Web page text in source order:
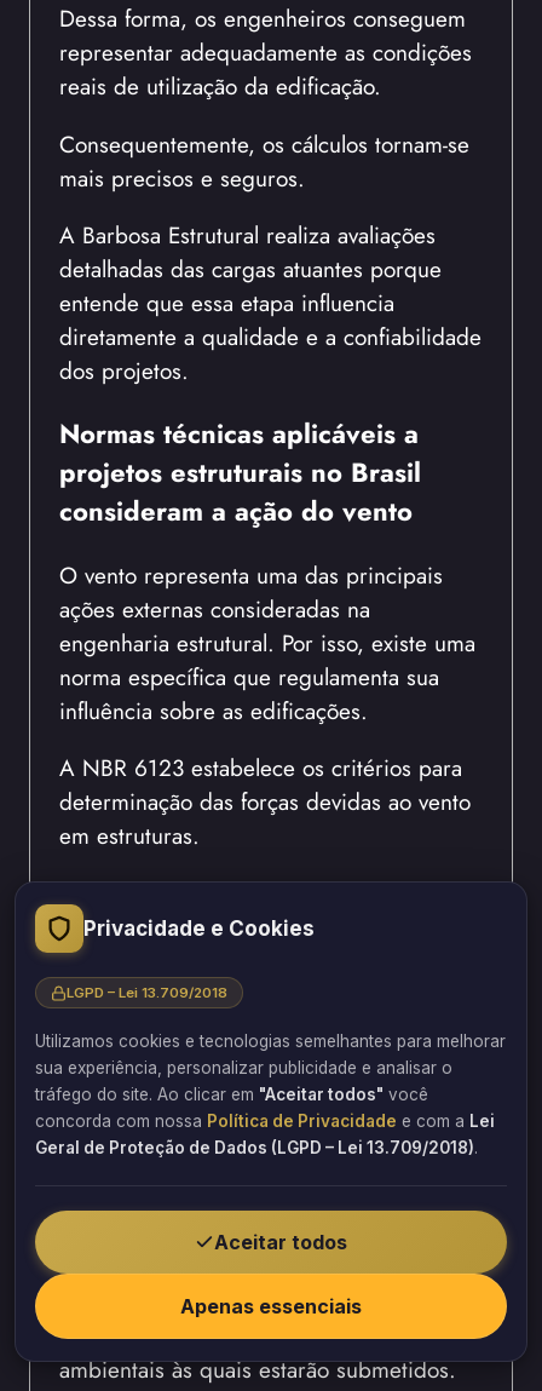
Dessa forma, os engenheiros conseguem
representar adequadamente as condições
reais de utilização da edificação.
Consequentemente, os cálculos tornam-se
mais precisos e seguros.
A Barbosa Estrutural realiza avaliações
detalhadas das cargas atuantes porque
entende que essa etapa influencia
diretamente a qualidade e a confiabilidade
dos projetos.
Normas técnicas aplicáveis a
projetos estruturais no Brasil
consideram a ação do vento
O vento representa uma das principais
ações externas consideradas na
engenharia estrutural. Por isso, existe uma
norma específica que regulamenta sua
influência sobre as edificações.
A NBR 6123 estabelece os critérios para
determinação das forças devidas ao vento
em estruturas.
Entre os fatores analisados estão:
Altura da construção.
Forma da edificação.
Rugosidade do terreno.
Efeitos dinâmicos.
Pressões atuantes.
características específicas de cada região
Dessa forma, os projetos conseguem
refletir adequadamente as condições
ambientais às quais estarão submetidos.
Privacidade e Cookies
LGPD – Lei 13.709/2018
Utilizamos cookies e tecnologias semelhantes para melhorar
sua experiência, personalizar publicidade e analisar o
tráfego do site. Ao clicar em "Aceitar todos" você
concorda com nossa Política de Privacidade e com a Lei
Geral de Proteção de Dados (LGPD – Lei 13.709/2018).
Aceitar todos
Apenas essenciais